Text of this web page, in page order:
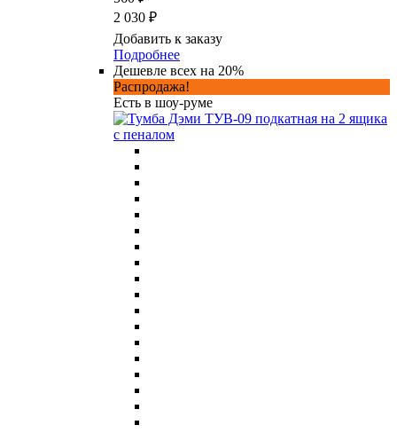
2 030 ₽
Добавить к заказу
Подробнее
Дешевле всех на 20%
Распродажа!
Есть в шоу-руме